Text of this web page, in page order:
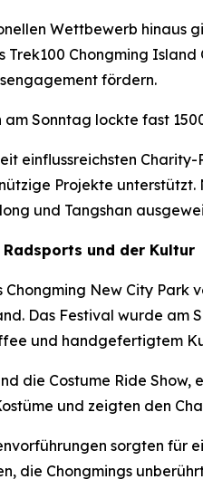
Wettbewerb hinaus
Trek100 Chongming
fördern.
am Sonntag lockte fast
einflussreichsten
Projekte unterstützt.
und Tangshan
Radsports und der Kultur
Chongming New City Park
Das Festival wurde am
und handgefertigtem
die Costume Ride
und zeigten den
sorgten für
die Chongmings